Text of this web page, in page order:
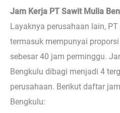
Jam Kerja PT Sawit Mulia
Layaknya perusahaan lain,
termasuk mempunyai
sebesar 40 jam perminggu.
Bengkulu dibagi menjadi 4
perusahaan. Berikut daftar
Bengkulu: